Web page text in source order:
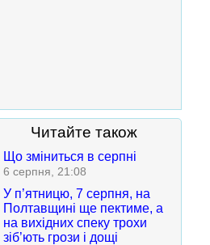
Читайте також
Що зміниться в серпні
6 серпня, 21:08
У п’ятницю, 7 серпня, на
Полтавщині ще пектиме, а
на вихідних спеку трохи
зіб’ють грози і дощі